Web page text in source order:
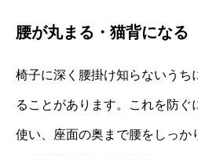
腰が丸まる・猫背になる
椅子に深く腰掛け知らないうち
ることがあります。これを防ぐ
使い、座面の奥まで腰をしっか